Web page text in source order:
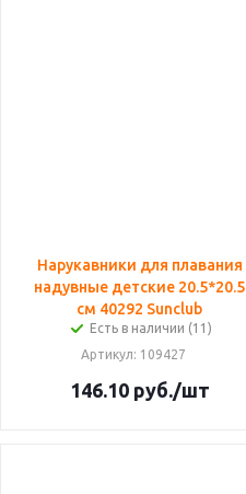
Нарукавники для плавания
надувные детские 20.5*20.5
см 40292 Sunclub
Есть в наличии (11)
Артикул: 109427
146.10руб./шт